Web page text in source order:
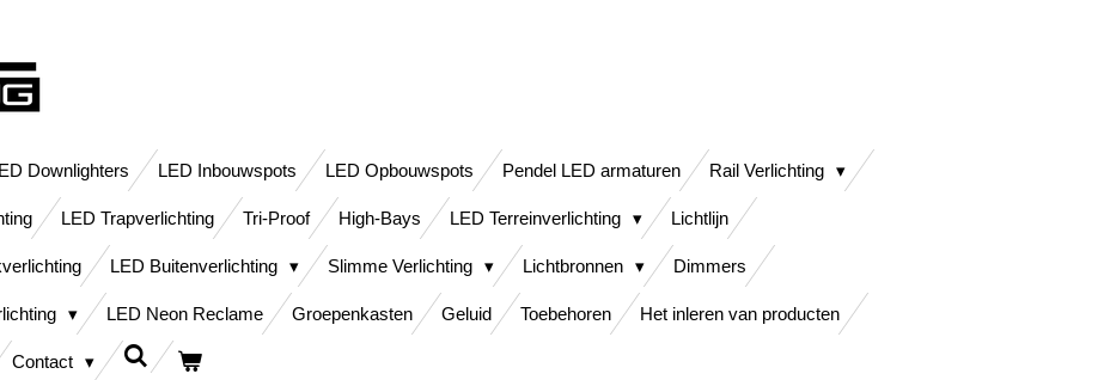
Downlighters LED Inbouwspots LED Opbouwspots Pendel LED armaturen Rail Verlichting
LED Trapverlichting Tri-Proof High-Bays LED Terreinverlichting Lichtlijn
LED Buitenverlichting Slimme Verlichting Lichtbronnen Dimmers
LED Neon Reclame Groepenkasten Geluid Toebehoren Het inleren van producten
Contact